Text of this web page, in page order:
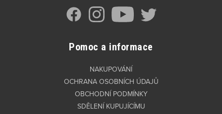
Pomoc a informace
NAKUPOVÁNÍ
OCHRANA OSOBNÍCH ÚDAJŮ
OBCHODNÍ PODMÍNKY
SDĚLENÍ KUPUJÍCÍMU